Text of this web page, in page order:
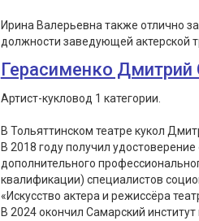
Ирина Валерьевна также отлично
должности заведующей актерской
Герасименко Дмитрий
Артист-кукловод 1 категории.
В Тольяттинском театре кукол
В 2018 году получил
дополнительного
квалификации) специалистов
«Искусство актера и режиссёра
В 2024 окончил Самарский